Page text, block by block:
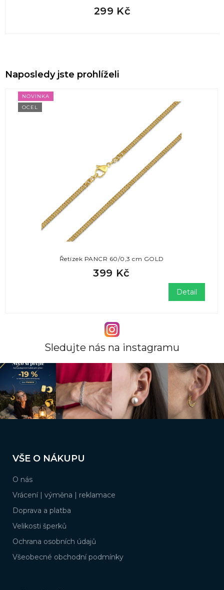
299 Kč
Naposledy jste prohlíželi
NOVINKA
OCEL
Řetízek PANCR 60/0,3 cm GOLD
399 Kč
Detail
Sledujte nás na instagramu
pVŠE O NÁKUPU
O nás
Vrácení | výměna | reklamace
Doprava a platba
Velikosti šperků
Ochrana osobních údajů
Všeobecné obchodní podmínky